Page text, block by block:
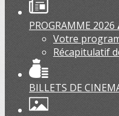
PROGRAMME 2026
Votre
Récapitulatif
BILLETS DE